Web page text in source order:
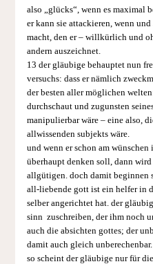
also „glücks“, wenn es maximal
er kann sie attackieren, wenn
macht, den er – willkürlich und
andern auszeichnet.
13 der gläubige behauptet nun
versuchs: dass er nämlich
der besten aller möglichen
durchschaut und zugunsten
manipulierbar wäre – eine also,
allwissenden subjekts wäre.
und wenn er schon am
überhaupt denken soll, dann
allgütigen. doch damit beginnen
all-liebende gott ist ein helfer in
selber angerichtet hat. der
sinn zuschreiben, der ihm noch
auch die absichten gottes; der
damit auch gleich unberechenbar.
so scheint der gläubige nur für